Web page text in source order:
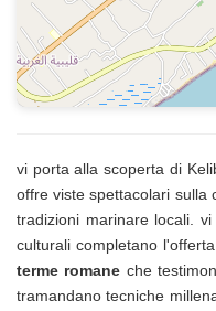
vi porta alla scoperta di
offre viste spettacolari sulla
tradizioni marinare locali.
culturali completano
terme romane che
tramandano tecniche